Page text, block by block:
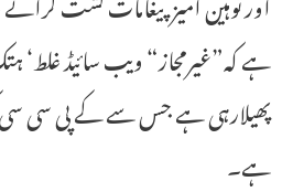
ہے کہ”غیرمجاز“ ویب سائیڈ غلط‘
پھیلارہی ہے جس سے کے پی سی
ہے۔